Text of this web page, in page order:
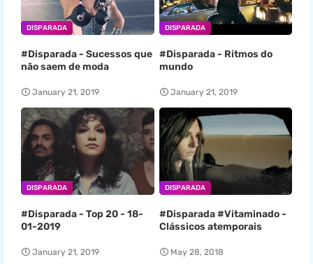
DISPARADA
#Disparada - Sucessos que
não saem de moda
January 21, 2019
DISPARADA
#Disparada - Ritmos do
mundo
January 21, 2019
DISPARADA
#Disparada - Top 20 - 18-
01-2019
January 21, 2019
DISPARADA
#Disparada #Vitaminado -
Clássicos atemporais
May 28, 2018